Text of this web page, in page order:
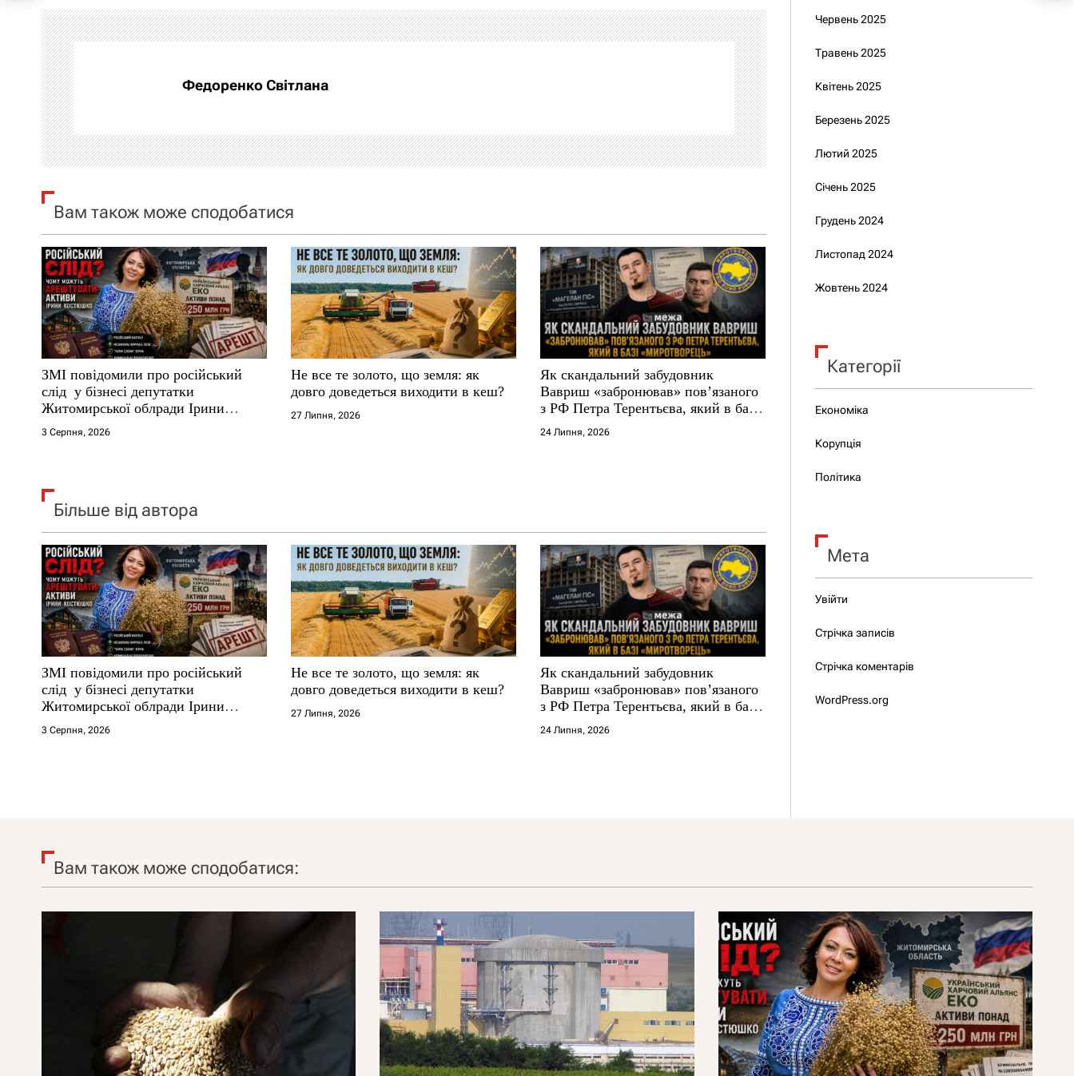
і
г
а
ц
і
я
а
п
и
с
і
в
Федоренко Світлана
Вам також може сподобатися
ЗМІ повідомили про російський
слід у бізнесі депутатки
Житомирської облради Ірини
Костюшко та чому можуть
арештувати її активи
3 Серпня, 2026
Не все те золото, що земля: як
довго доведеться виходити в кеш?
27 Липня, 2026
Як скандальний забудовник
Вавриш «забронював» повʼязаного
з РФ Петра Терентьєва, який в базі
«Миротворець»
24 Липня, 2026
Більше від автора
ЗМІ повідомили про російський
слід у бізнесі депутатки
Житомирської облради Ірини
Костюшко та чому можуть
арештувати її активи
3 Серпня, 2026
Не все те золото, що земля: як
довго доведеться виходити в кеш?
27 Липня, 2026
Як скандальний забудовник
Вавриш «забронював» повʼязаного
з РФ Петра Терентьєва, який в базі
«Миротворець»
24 Липня, 2026
Червень 2025
Травень 2025
Квітень 2025
Березень 2025
Лютий 2025
Січень 2025
Грудень 2024
Листопад 2024
Жовтень 2024
Категорії
Економіка
Корупція
Політика
Мета
Увійти
Стрічка записів
Стрічка коментарів
WordPress.org
Вам також може сподобатися: